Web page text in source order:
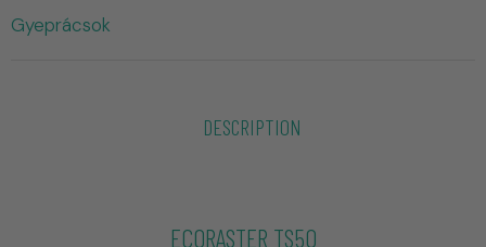
Gyeprácsok
DESCRIPTION
ECORASTER TS50